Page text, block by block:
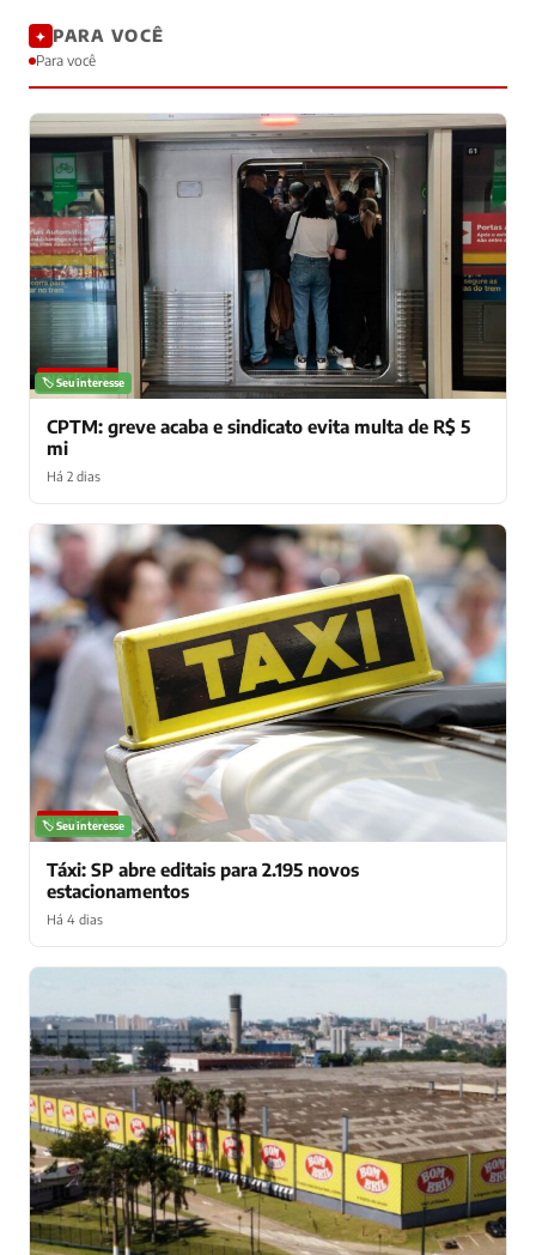
✦ PARA VOCÊ
Para você
NOTÍCIAS
🏷️ Seu interesse
CPTM: greve acaba e sindicato evita multa de R$ 5
mi
Há 2 dias
NOTÍCIAS
🏷️ Seu interesse
Táxi: SP abre editais para 2.195 novos
estacionamentos
Há 4 dias